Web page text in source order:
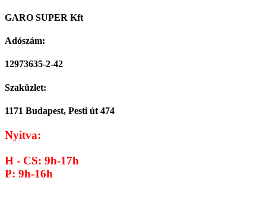
GARO SUPER Kft
Adószám:
12973635-2-42
Szaküzlet:
1171 Budapest, Pesti út 474
Nyitva:
H - CS: 9h-17h
P: 9h-16h